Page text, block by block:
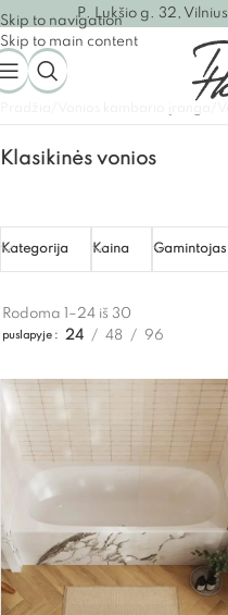
Skip to navigation
Skip to main content
P. Lukšio g. 32, Vilnius
Klasikinės vonios
Kategorija Kaina Gamintojas
Rodoma 1–24 iš 30
puslapyje 24 48 96